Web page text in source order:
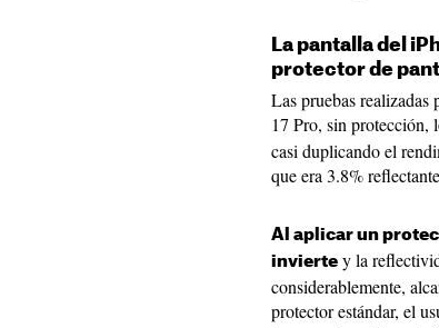
La pantalla del
protector de
Las pruebas
17 Pro, sin protección,
casi duplicando el
que era 3.8%
Al aplicar un
invierte y la
considerablemente,
protector estándar, el